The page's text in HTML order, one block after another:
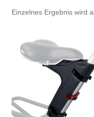
SALE
Einzelnes Ergebnis wird